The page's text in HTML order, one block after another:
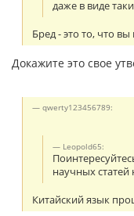
даже в виде
Бред - это то, что
Докажите это свое
qwerty123456789:
Leopold65:
научных
Китайский язык